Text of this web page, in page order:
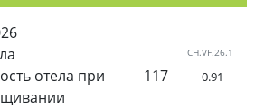
CH.VF.26.1
отела при
117 0.91